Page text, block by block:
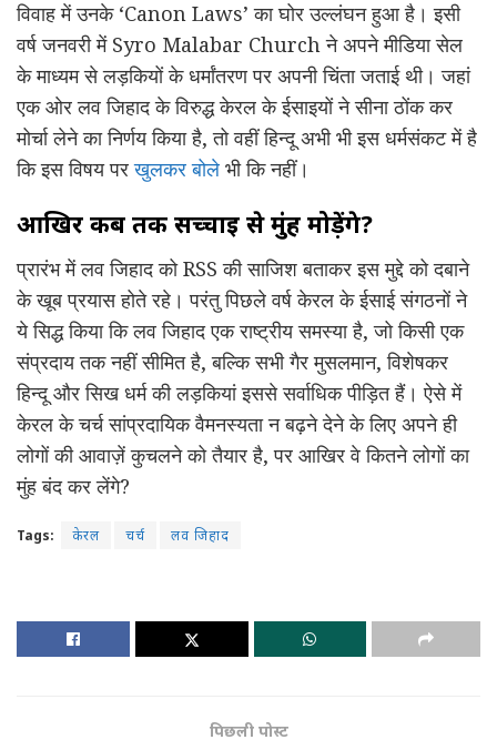
विवाह में उनके ‘Canon Laws’ का घोर उल्लंघन हुआ है। इसी
वर्ष जनवरी में Syro Malabar Church ने अपने मीडिया सेल
के माध्यम से लड़कियों के धर्मांतरण पर अपनी चिंता जताई थी। जहां
एक ओर लव जिहाद के विरुद्ध केरल के ईसाइयों ने सीना ठोंक कर
मोर्चा लेने का निर्णय किया है, तो वहीं हिन्दू अभी भी इस धर्मसंकट में है
कि इस विषय परखुलकर बोले भी कि नहीं।
आखिर कब तक सच्चाई से मुंह मोड़ेंगे?
प्रारंभ में लव जिहाद को RSS की साजिश बताकर इस मुद्दे को दबाने
के खूब प्रयास होते रहे। परंतु पिछले वर्ष केरल के ईसाई संगठनों ने
ये सिद्ध किया कि लव जिहाद एक राष्ट्रीय समस्या है, जो किसी एक
संप्रदाय तक नहीं सीमित है, बल्कि सभी गैर मुसलमान, विशेषकर
हिन्दू और सिख धर्म की लड़कियां इससे सर्वाधिक पीड़ित हैं। ऐसे में
केरल के चर्च सांप्रदायिक वैमनस्यता न बढ़ने देने के लिए अपने ही
लोगों की आवाज़ें कुचलने को तैयार है, पर आखिर वे कितने लोगों का
मुंह बंद कर लेंगे?
Tags: केरल चर्च लव जिहाद
पिछली पोस्ट